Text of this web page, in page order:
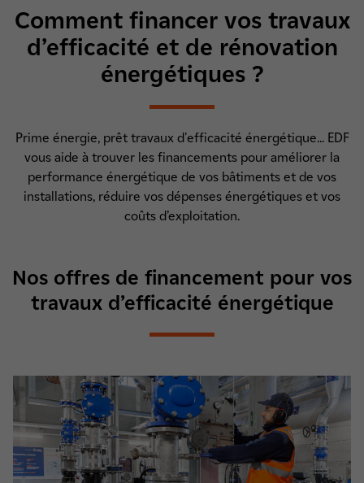
Comment financer vos travaux
d’efficacité et de rénovation
énergétiques ?
Prime énergie, prêt travaux d'efficacité énergétique... EDF
vous aide à trouver les financements pour améliorer la
performance énergétique de vos bâtiments et de vos
installations, réduire vos dépenses énergétiques et vos
coûts d’exploitation.
Nos offres de financement pour vos
travaux d’efficacité énergétique